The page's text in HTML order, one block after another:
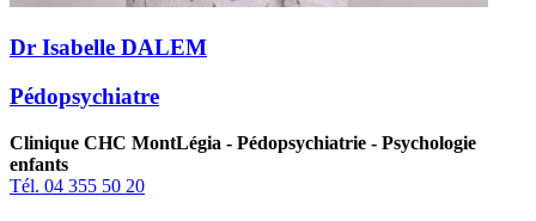
Dr Isabelle DALEM
Pédopsychiatre
Clinique CHC MontLégia - Pédopsychiatrie - Psychologie
enfants
Tél. 04 355 50 20